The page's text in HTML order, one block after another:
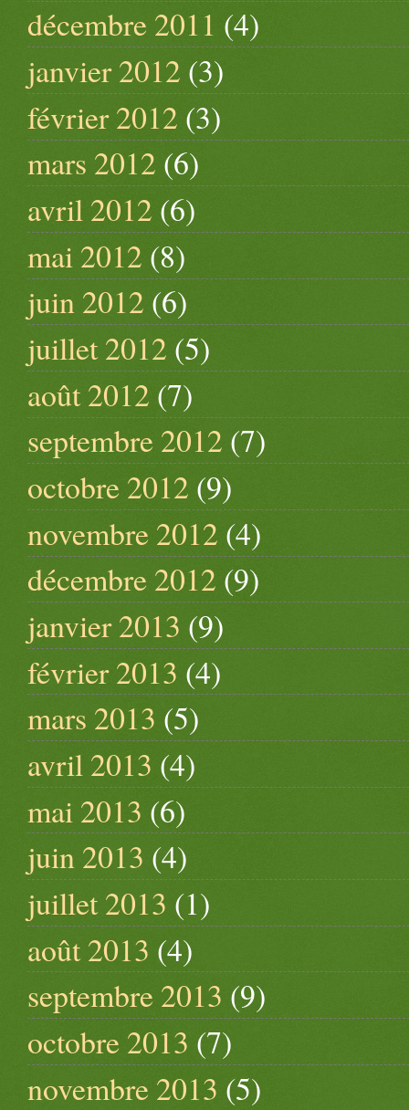
décembre 2011 (4)
janvier 2012 (3)
février 2012 (3)
mars 2012 (6)
avril 2012 (6)
mai 2012 (8)
juin 2012 (6)
juillet 2012 (5)
août 2012 (7)
septembre 2012 (7)
octobre 2012 (9)
novembre 2012 (4)
décembre 2012 (9)
janvier 2013 (9)
février 2013 (4)
mars 2013 (5)
avril 2013 (4)
mai 2013 (6)
juin 2013 (4)
juillet 2013 (1)
août 2013 (4)
septembre 2013 (9)
octobre 2013 (7)
novembre 2013 (5)